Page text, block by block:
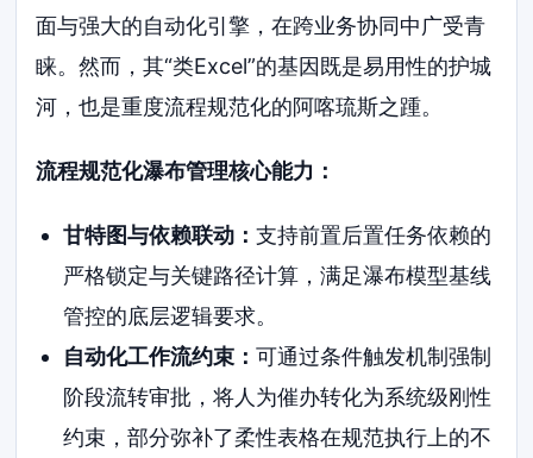
面与强大的自动化引擎，在跨业务协同中广受青
睐。然而，其“类Excel”的基因既是易用性的护城
河，也是重度流程规范化的阿喀琉斯之踵。
流程规范化瀑布管理核心能力：
甘特图与依赖联动： 支持前置后置任务依赖的
严格锁定与关键路径计算，满足瀑布模型基线
管控的底层逻辑要求。
自动化工作流约束： 可通过条件触发机制强制
阶段流转审批，将人为催办转化为系统级刚性
约束，部分弥补了柔性表格在规范执行上的不